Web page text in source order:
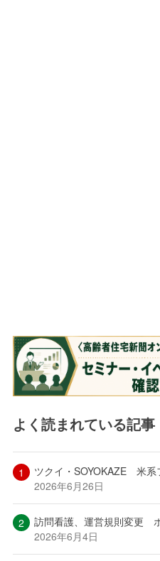
よく読まれている記事
ツクイ・SOYOKAZE 米系
2026年6月26日
訪問看護、運営規則変更
2026年6月4日